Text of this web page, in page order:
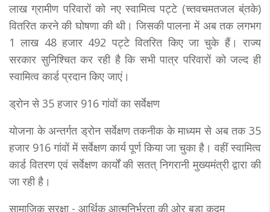
लाख ग्रामीण परिवारों को नए स्वामित्व पट्टे (च्तवचमतजल ब्ंतके)
वितरित करने की घोषणा की थी। जिसकी पालना में अब तक लगभग
1 लाख 48 हजार 492 पट्टे वितरित किए जा चुके हैं। राज्य
सरकार सुनिश्चित कर रही है कि सभी पात्र परिवारों को जल्द ही
स्वामित्व कार्ड प्रदान किए जाएं।
ड्रोन से 35 हजार 916 गांवों का सर्वेक्षण
योजना के अन्तर्गत ड्रोन सर्वेक्षण तकनीक के माध्यम से अब तक 35
हजार 916 गांवों में सर्वेक्षण कार्य पूर्ण किया जा चुका है। वहीं स्वामित्व
कार्ड वितरण एवं सर्वेक्षण कार्यों की सतत् निगरानी मुख्यमंत्री द्वारा की
जा रही है।
सामाजिक सुरक्षा - आर्थिक आत्मनिर्भरता की ओर बड़ा कदम